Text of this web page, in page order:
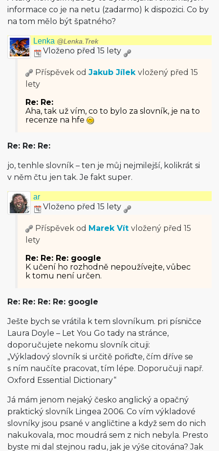
informace co je na netu (zadarmo) k dispozici. Co by
na tom mělo být špatného?
Lenka @Lenka.Trek
Vloženo před 15 lety
Příspěvek od Jakub Jílek vložený před 15
lety
Re: Re:
Aha, tak už vím, co to bylo za slovník, je na to
recenze na hfe
Re: Re: Re:
jo, tenhle slovník – ten je můj nejmilejší, kolikrát si
v něm čtu jen tak. Je fakt super.
ar
Vloženo před 15 lety
Příspěvek od Marek Vít vložený před 15
lety
Re: Re: Re: google
K učení ho rozhodně nepoužívejte, vůbec
k tomu není určen.
Re: Re: Re: Re: google
Ješte bych se vrátila k tem slovníkum. pri písničce
Laura Doyle – Let You Go tady na stránce,
doporučujete nekomu slovník cituji:
„Výkladový slovník si určitě pořiďte, čím dříve se
s ním naučíte pracovat, tím lépe. Doporučuji např.
Oxford Essential Dictionary“
Já mám jenom nejaký česko anglický a opačný
praktický slovník Lingea 2006. Co vím výkladové
slovníky jsou psané v angličtine a když sem do nich
nakukovala, moc moudrá sem z nich nebyla. Presto
byste mi dal stejnou radu, jak je výše citována? Jak